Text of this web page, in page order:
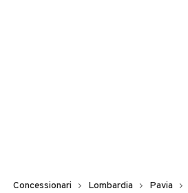
Concessionari Lombardia Pavia